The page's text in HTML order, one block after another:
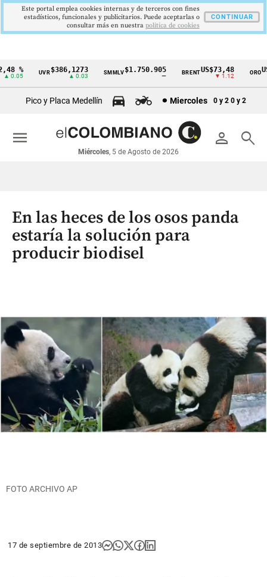
Cintillo
económicos
Colombia
% UVR$386,1273
▲ 0.03
SMMLV$1.750.905 BRENTUS$73,48
▼ 1.12
ORO
Pico y Placa Medellín Miercoles 0 y 2 0 y 2
person search
Miércoles, 5 de Agosto de 2026
menu
En las heces de los osos panda
estaría la solución para
producir biodisel
FOTO ARCHIVO AP
17 de septiembre de 2013
Este portal emplea cookies internas y de terceros con fines
estadísticos, funcionales y publicitarios. Puede aceptarlas o
consultar más en nuestra politica de cookies
CONTINUAR